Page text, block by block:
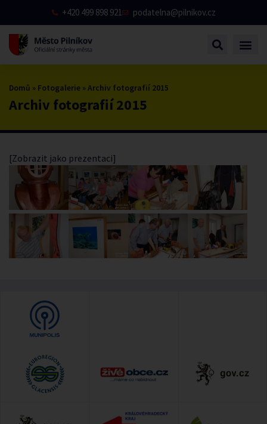
+420 499 898 921 podatelna@pilnikov.cz
Archiv fotografií 2015
Domů » Fotogalerie » Archiv fotografií 2015
[Zobrazit jako prezentaci]